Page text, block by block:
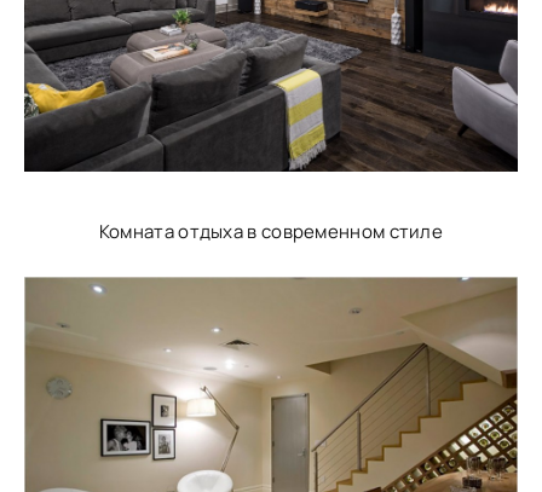
Комната отдыха в современном стиле